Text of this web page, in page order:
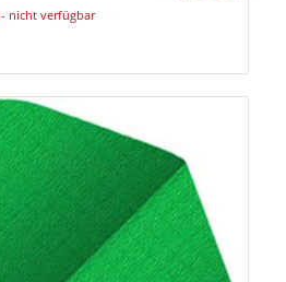
- nicht verfügbar